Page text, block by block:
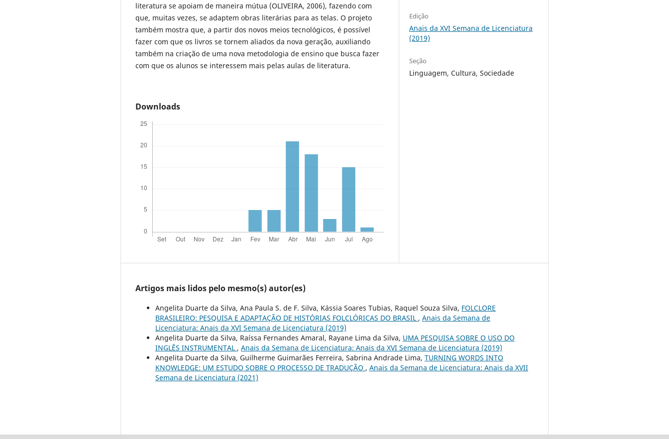
literatura se apoiam de maneira mútua (OLIVEIRA, 2006), fazendo com
que, muitas vezes, se adaptem obras literárias para as telas. O projeto
também mostra que, a partir dos novos meios tecnológicos, é possível
fazer com que os livros se tornem aliados da nova geração, auxiliando
também na criação de uma nova metodologia de ensino que busca fazer
com que os alunos se interessem mais pelas aulas de literatura.
Downloads
Edição
Anais da XVI Semana de Licenciatura
(2019)
Seção
Linguagem, Cultura, Sociedade
Artigos mais lidos pelo mesmo(s) autor(es)
Angelita Duarte da Silva, Ana Paula S. de F. Silva, Kássia Soares Tubias, Raquel Souza Silva, FOLCLORE
BRASILEIRO: PESQUISA E ADAPTAÇÃO DE HISTÓRIAS FOLCLÓRICAS DO BRASIL , Anais da Semana de
Licenciatura: Anais da XVI Semana de Licenciatura (2019)
Angelita Duarte da Silva, Raíssa Fernandes Amaral, Rayane Lima da Silva, UMA PESQUISA SOBRE O USO DO
INGLÊS INSTRUMENTAL , Anais da Semana de Licenciatura: Anais da XVI Semana de Licenciatura (2019)
Angelita Duarte da Silva, Guilherme Guimarães Ferreira, Sabrina Andrade Lima, TURNING WORDS INTO
KNOWLEDGE: UM ESTUDO SOBRE O PROCESSO DE TRADUÇÃO , Anais da Semana de Licenciatura: Anais da XVII
Semana de Licenciatura (2021)